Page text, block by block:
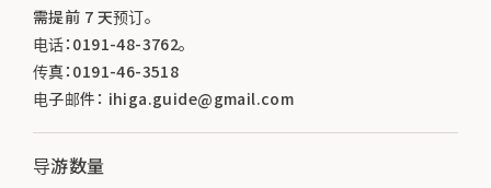
需提前 7 天预订。
电话：0191-48-3762。
传真：0191-46-3518
电子邮件： ihiga.guide@gmail.com
导游数量